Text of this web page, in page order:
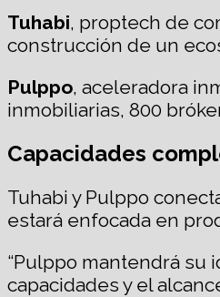
Tuhabi, proptech de
construcción de un
Pulppo, aceleradora
inmobiliarias, 800
Capacidades
Tuhabi y Pulppo
estará enfocada en
“Pulppo mantendrá su
capacidades y el